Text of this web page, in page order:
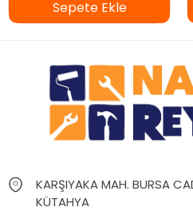
Sepete Ekle
KARŞIYAKA MAH. BURSA
KÜTAHYA